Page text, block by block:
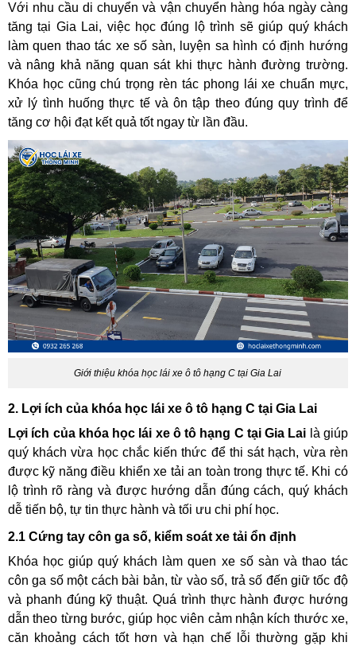
Với nhu cầu di chuyển và vận chuyển hàng hóa ngày càng
tăng tại Gia Lai, việc học đúng lộ trình sẽ giúp quý khách
làm quen thao tác xe số sàn, luyện sa hình có định hướng
và nâng khả năng quan sát khi thực hành đường trường.
Khóa học cũng chú trọng rèn tác phong lái xe chuẩn mực,
xử lý tình huống thực tế và ôn tập theo đúng quy trình để
tăng cơ hội đạt kết quả tốt ngay từ lần đầu.
Giới thiệu khóa học lái xe ô tô hạng C tại Gia Lai
2. Lợi ích của khóa học lái xe ô tô hạng C tại Gia Lai
Lợi ích của khóa học lái xe ô tô hạng C tại Gia Lai là giúp
quý khách vừa học chắc kiến thức để thi sát hạch, vừa rèn
được kỹ năng điều khiển xe tải an toàn trong thực tế. Khi có
lộ trình rõ ràng và được hướng dẫn đúng cách, quý khách
dễ tiến bộ, tự tin thực hành và tối ưu chi phí học.
2.1 Cứng tay côn ga số, kiểm soát xe tải ổn định
Khóa học giúp quý khách làm quen xe số sàn và thao tác
côn ga số một cách bài bản, từ vào số, trả số đến giữ tốc độ
và phanh đúng kỹ thuật. Quá trình thực hành được hướng
dẫn theo từng bước, giúp học viên cảm nhận kích thước xe,
căn khoảng cách tốt hơn và hạn chế lỗi thường gặp khi